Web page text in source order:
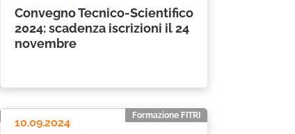
Convegno Tecnico-Scientifico
2024: scadenza iscrizioni il 24
novembre
Formazione FITRI
10.09.2024